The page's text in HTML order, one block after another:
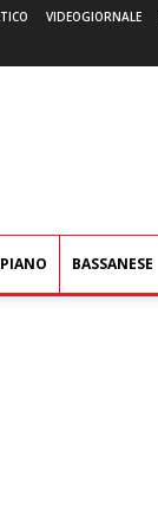
VIDEOGIORNALE
BASSANESE